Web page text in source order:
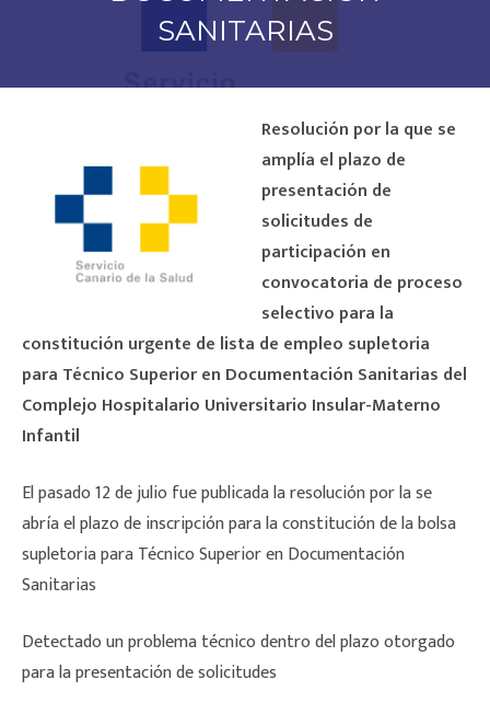
SANITARIAS
Resolución por la que se
amplía el plazo de
presentación de
solicitudes de
participación en
convocatoria de proceso
selectivo para la
constitución urgente de lista de empleo supletoria
para Técnico Superior en Documentación Sanitarias del
Complejo Hospitalario Universitario Insular-Materno
Infantil
El pasado 12 de julio fue publicada la resolución por la se
abría el plazo de inscripción para la constitución de la bolsa
supletoria para Técnico Superior en Documentación
Sanitarias
Detectado un problema técnico dentro del plazo otorgado
para la presentación de solicitudes